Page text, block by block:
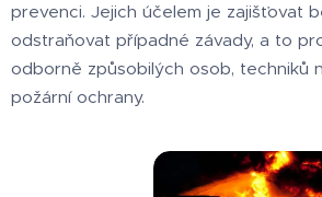
prevenci. Jejich účelem je zajišťovat
odstraňovat případné závady, a to
odborně způsobilých osob, techniků
požární ochrany.